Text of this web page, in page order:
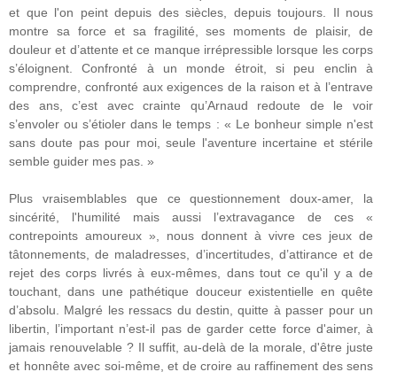
et que l'on peint depuis des siècles, depuis toujours. Il nous
montre sa force et sa fragilité, ses moments de plaisir, de
douleur et d’attente et ce manque irrépressible lorsque les corps
s’éloignent. Confronté à un monde étroit, si peu enclin à
comprendre, confronté aux exigences de la raison et à l’entrave
des ans, c’est avec crainte qu’Arnaud redoute de le voir
s’envoler ou s’étioler dans le temps : « Le bonheur simple n'est
sans doute pas pour moi, seule l'aventure incertaine et stérile
semble guider mes pas. »
Plus vraisemblables que ce questionnement doux-amer, la
sincérité, l'humilité mais aussi l’extravagance de ces «
contrepoints amoureux », nous donnent à vivre ces jeux de
tâtonnements, de maladresses, d’incertitudes, d’attirance et de
rejet des corps livrés à eux-mêmes, dans tout ce qu'il y a de
touchant, dans une pathétique douceur existentielle en quête
d’absolu. Malgré les ressacs du destin, quitte à passer pour un
libertin, l’important n’est-il pas de garder cette force d'aimer, à
jamais renouvelable ? Il suffit, au-delà de la morale, d'être juste
et honnête avec soi-même, et de croire au raffinement des sens